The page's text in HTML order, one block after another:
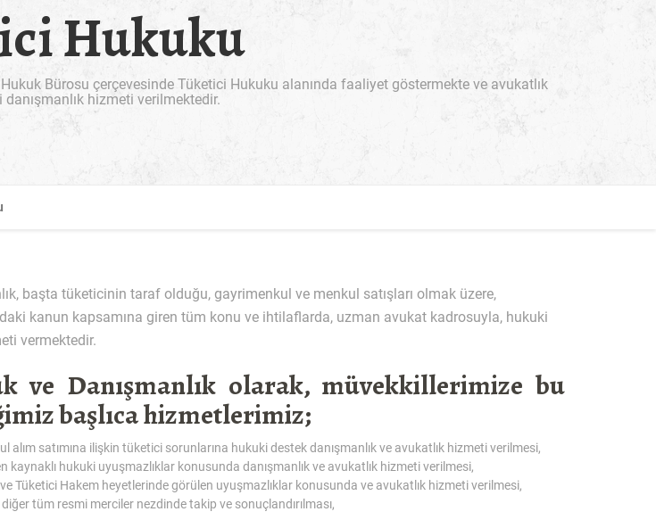
Hukuku
Bürosu çerçevesinde Tüketici Hukuku alanında faaliyet göstermekte ve avukatlık
hizmeti verilmektedir.
başta tüketicinin taraf olduğu, gayrimenkul ve menkul satışları olmak üzere,
kanun kapsamına giren tüm konu ve ihtilaflarda, uzman avukat kadrosuyla, hukuki
vermektedir.
ve Danışmanlık olarak, müvekkillerimize bu
başlıca hizmetlerimiz;
alım satımına ilişkin tüketici sorunlarına hukuki destek danışmanlık ve avukatlık hizmeti verilmesi,
kaynaklı hukuki uyuşmazlıklar konusunda danışmanlık ve avukatlık hizmeti verilmesi,
Tüketici Hakem heyetlerinde görülen uyuşmazlıklar konusunda ve avukatlık hizmeti verilmesi,
tüm resmi merciler nezdinde takip ve sonuçlandırılması,